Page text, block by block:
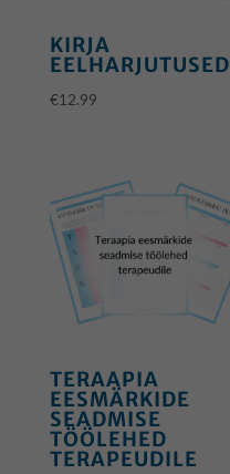
KIRJA
EELHARJUTUSED
€12.99
TERAAPIA
EESMÄRKIDE
SEADMISE
TÖÖLEHED
TERAPEUDILE